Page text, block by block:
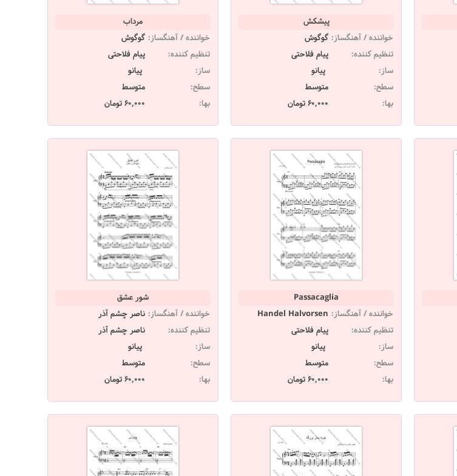
پیشکش
خواننده / آهنگساز: گوگوش
تنظیم کننده:
پیام فلاحتی
ساز:
پیانو
سطح:
متوسط
بها:
60,000 تومان
مرداب
خواننده / آهنگساز: گوگوش
تنظیم کننده:
پیام فلاحتی
ساز:
پیانو
سطح:
متوسط
بها:
60,000 تومان
Passacaglia
خواننده / آهنگساز: Handel Halvorsen
تنظیم کننده:
پیام فلاحتی
ساز:
پیانو
سطح:
متوسط
بها:
60,000 تومان
شور عشق
خواننده / آهنگساز: ناصر چشم آذر
تنظیم کننده:
ناصر چشم آذر
ساز:
پیانو
سطح:
متوسط
بها:
60,000 تومان